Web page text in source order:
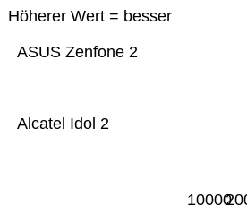
Höherer Wert = besser
Alcatel Idol 2
ASUS Zenfone 2
10000